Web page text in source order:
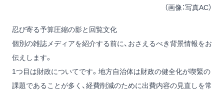
（画像：写真AC）
忍び寄る予算圧縮の影と回覧文化
個別の雑誌メディアを紹介する前に、おさえるべき背景情報をお
伝えします。
1つ目は財政についてです。地方自治体は財政の健全化が喫緊の
課題であることが多く、経費削減のために出費内容の見直しを常